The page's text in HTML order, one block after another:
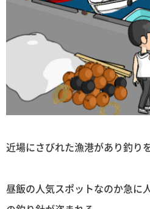
近場にさびれた漁港があり釣り
昼飯の人気スポットなのか急に